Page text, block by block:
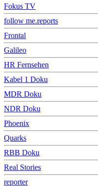
Fokus TV
follow me.reports
Frontal
Galileo
HR Fernsehen
Kabel 1 Doku
MDR Doku
NDR Doku
Phoenix
Quarks
RBB Doku
Real Stories
reporter